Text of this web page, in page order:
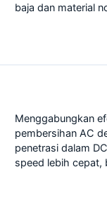
baja dan material
Menggabungkan
pembersihan AC
penetrasi dalam
speed lebih cepat,